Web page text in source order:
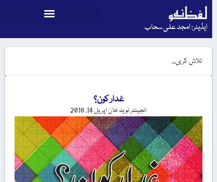
ایڈیٹر: امجد علی سحاب
غدار کون؟
انجینئر نوید خاناپریل 14, 2018